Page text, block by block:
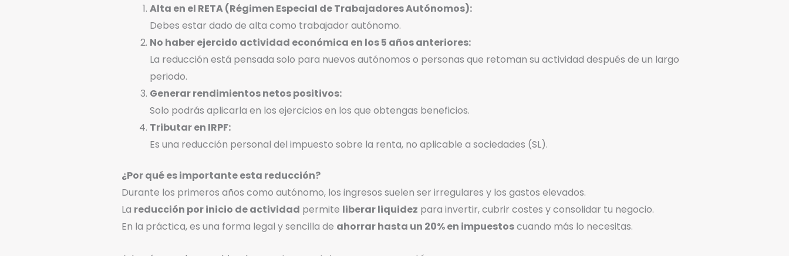
Alta en el RETA (Régimen Especial de Trabajadores Autónomos):
Debes estar dado de alta como trabajador autónomo.
No haber ejercido actividad económica en los 5 años anteriores:
La reducción está pensada solo para nuevos autónomos o personas que retoman su actividad después de un largo
periodo.
Generar rendimientos netos positivos:
Solo podrás aplicarla en los ejercicios en los que obtengas beneficios.
Tributar en IRPF:
Es una reducción personal del impuesto sobre la renta, no aplicable a sociedades (SL).
¿Por qué es importante esta reducción?
Durante los primeros años como autónomo, los ingresos suelen ser irregulares y los gastos elevados.
La reducción por inicio de actividad permite liberar liquidez para invertir, cubrir costes y consolidar tu negocio.
En la práctica, es una forma legal y sencilla de ahorrar hasta un 20% en impuestoscuando más lo necesitas.